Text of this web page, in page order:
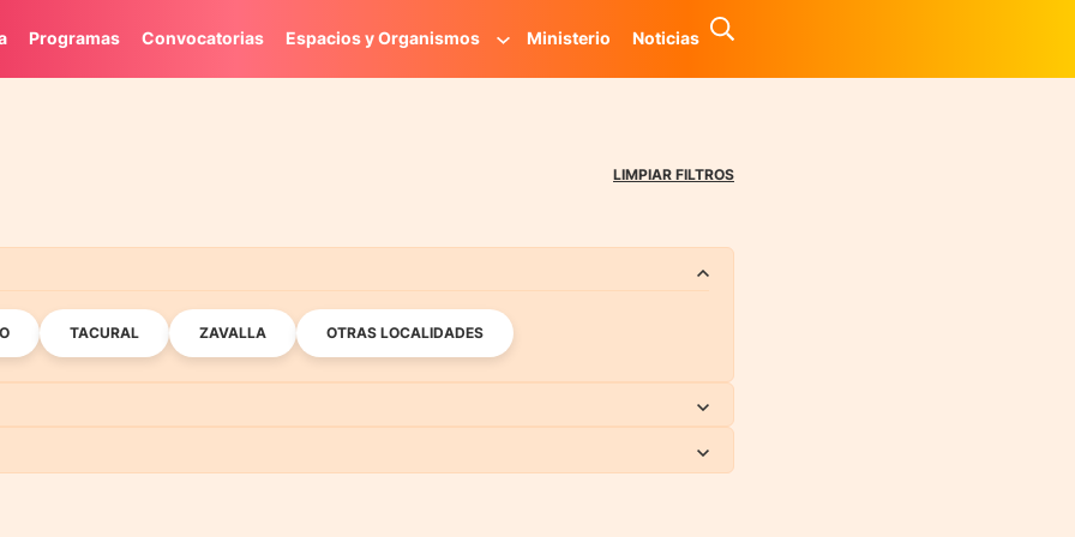
Programas Convocatorias Espacios y Organismos Ministerio Noticias
LIMPIAR FILTROS
TACURAL ZAVALLA OTRAS LOCALIDADES